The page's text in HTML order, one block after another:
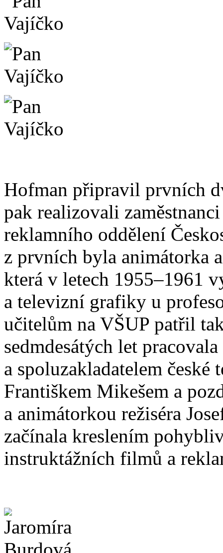
Hofman připravil prvních
pak realizovali
reklamního oddělení
z prvních byla animátorka
která v letech 1955–1961
a televizní grafiky u
učitelům na VŠUP patřil
sedmdesátých let
a spoluzakladatelem
Františkem Mikešem a
a animátorkou režiséra
začínala kreslením
instruktážních filmů a